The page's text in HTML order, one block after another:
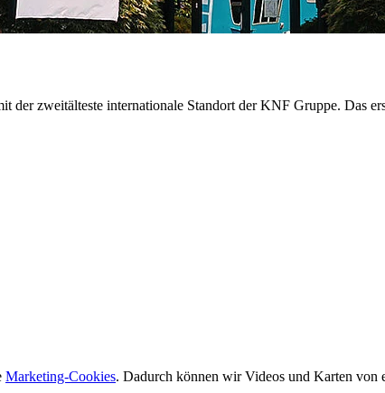
der zweitälteste internationale Standort der KNF Gruppe. Das
Marketing-Cookies. Dadurch können wir Videos und Karten von